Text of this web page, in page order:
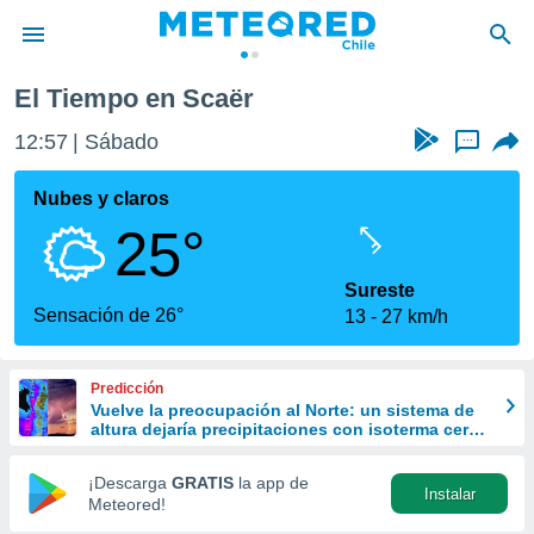
de
por
que se
calidad.
a este
las
y
forma
digital
basada
El Tiempo en Scaër
12:57 Sábado ...
Nubes y claros
25°
Sensación de 26°
Sureste
13
27 km/h
Predicción
Vuelve la preocupación al Norte: un sistema de
altura dejaría precipitaciones con isoterma cero
¡Descarga GRATIS la app de
Meteored!
Instalar